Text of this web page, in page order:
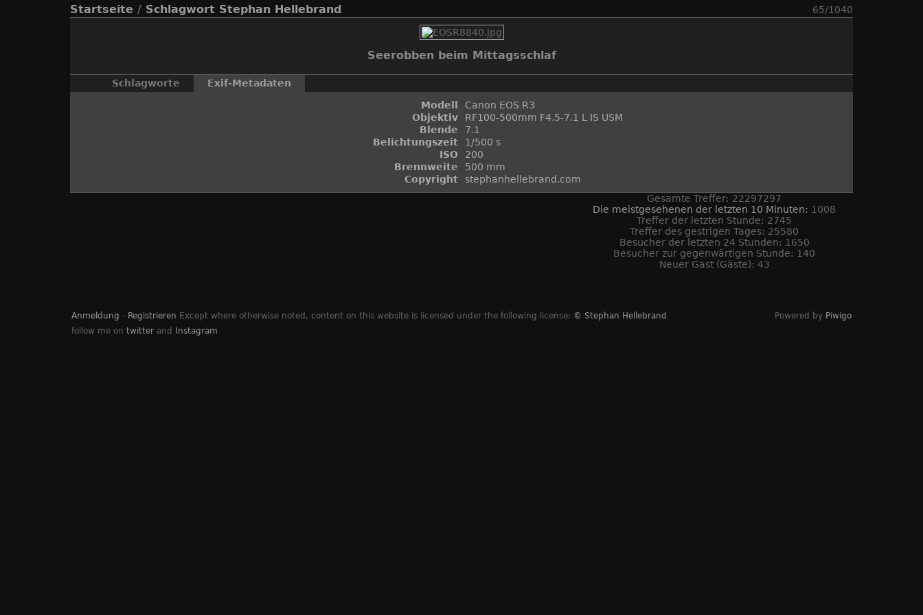
65/1040
Startseite / Schlagwort Stephan Hellebrand
Seerobben beim Mittagsschlaf
Schlagworte
Exif-Metadaten
Modell
Canon EOS R3
Objektiv
RF100-500mm F4.5-7.1 L IS USM
Blende
7.1
Belichtungszeit
1/500 s
ISO
200
Brennweite
500 mm
Copyright
stephanhellebrand.com
Gesamte Treffer: 22297297
Die meistgesehenen der letzten 10 Minuten: 1008
Treffer der letzten Stunde: 2745
Treffer des gestrigen Tages: 25580
Besucher der letzten 24 Stunden: 1650
Besucher zur gegenwärtigen Stunde: 140
Neuer Gast (Gäste): 43
Anmeldung - Registrieren Except where otherwise noted, content on this website is licensed under the following license: © Stephan Hellebrand
follow me on twitter and Instagram
Powered by Piwigo